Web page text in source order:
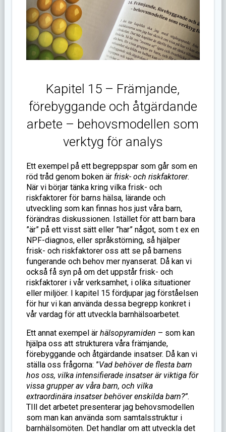
Kapitel 15 – Främjande,
förebyggande och åtgärdande
arbete – behovsmodellen som
verktyg för analys
Ett exempel på ett begreppspar som går som en
röd tråd genom boken är frisk- och riskfaktorer.
När vi börjar tänka kring vilka frisk- och
riskfaktorer för barns hälsa, lärande och
utveckling som kan finnas hos just våra barn,
förändras diskussionen. Istället för att barn bara
”är” på ett visst sätt eller ”har” något, som t ex en
NPF-diagnos, eller språkstörning, så hjälper
frisk- och riskfaktorer oss att se på barnens
fungerande och behov mer nyanserat. Då kan vi
också få syn på om det uppstår frisk- och
riskfaktorer i vår verksamhet, i olika situationer
eller miljöer. I kapitel 15 fördjupar jag förståelsen
för hur vi kan använda dessa begrepp konkret i
vår vardag för att utveckla barnhälsoarbetet.
Ett annat exempel är hälsopyramiden – som kan
hjälpa oss att strukturera våra främjande,
förebyggande och åtgärdande insatser. Då kan vi
ställa oss frågorna: ”Vad behöver de flesta barn
hos oss, vilka intensifierade insatser är viktiga för
vissa grupper av våra barn, och vilka
extraordinära insatser behöver enskilda barn?”.
TIll det arbetet presenterar jag behovsmodellen
som man kan använda som samtalsstruktur i
barnhälsomöten. Det handlar om att utveckla det